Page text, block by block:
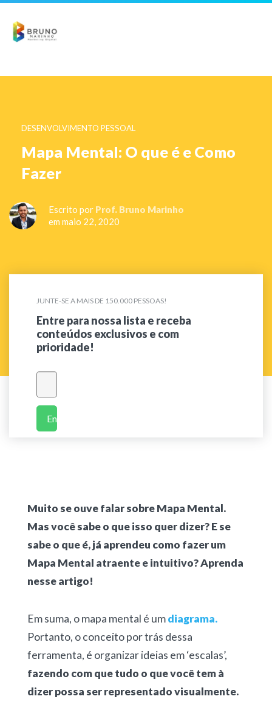
DESENVOLVIMENTO PESSOAL
Mapa Mental: O que é e Como
Fazer
Escrito por Prof. Bruno Marinho
em maio 22, 2020
JUNTE-SE A MAIS DE 150.000 PESSOAS!
Entre para nossa lista e receba
conteúdos exclusivos e com
prioridade!
Enviar
Muito se ouve falar sobre Mapa Mental.
Mas você sabe o que isso quer dizer? E se
sabe o que é, já aprendeu como fazer um
Mapa Mental atraente e intuitivo? Aprenda
nesse artigo!
Em suma, o mapa mental é umdiagrama.
Portanto, o conceito por trás dessa
ferramenta, é organizar ideias em ‘escalas’,
fazendo com que tudo o que você tem à
dizer possa ser representado visualmente.